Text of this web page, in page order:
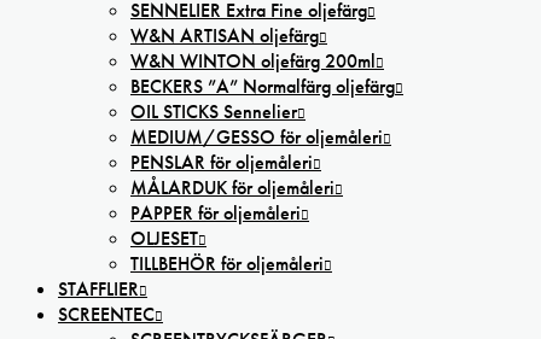
SENNELIER Extra Fine oljefärg
W&N ARTISAN oljefärg
W&N WINTON oljefärg 200ml
BECKERS ”A” Normalfärg oljefärg
OIL STICKS Sennelier
MEDIUM/GESSO för oljemåleri
PENSLAR för oljemåleri
MÅLARDUK för oljemåleri
PAPPER för oljemåleri
OLJESET
TILLBEHÖR för oljemåleri
STAFFLIER
SCREENTEC